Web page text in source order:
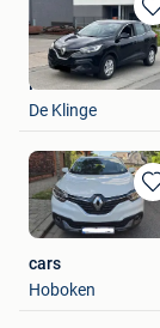
in
Mijn
Pieter
De Klinge
in
cars
Hoboken